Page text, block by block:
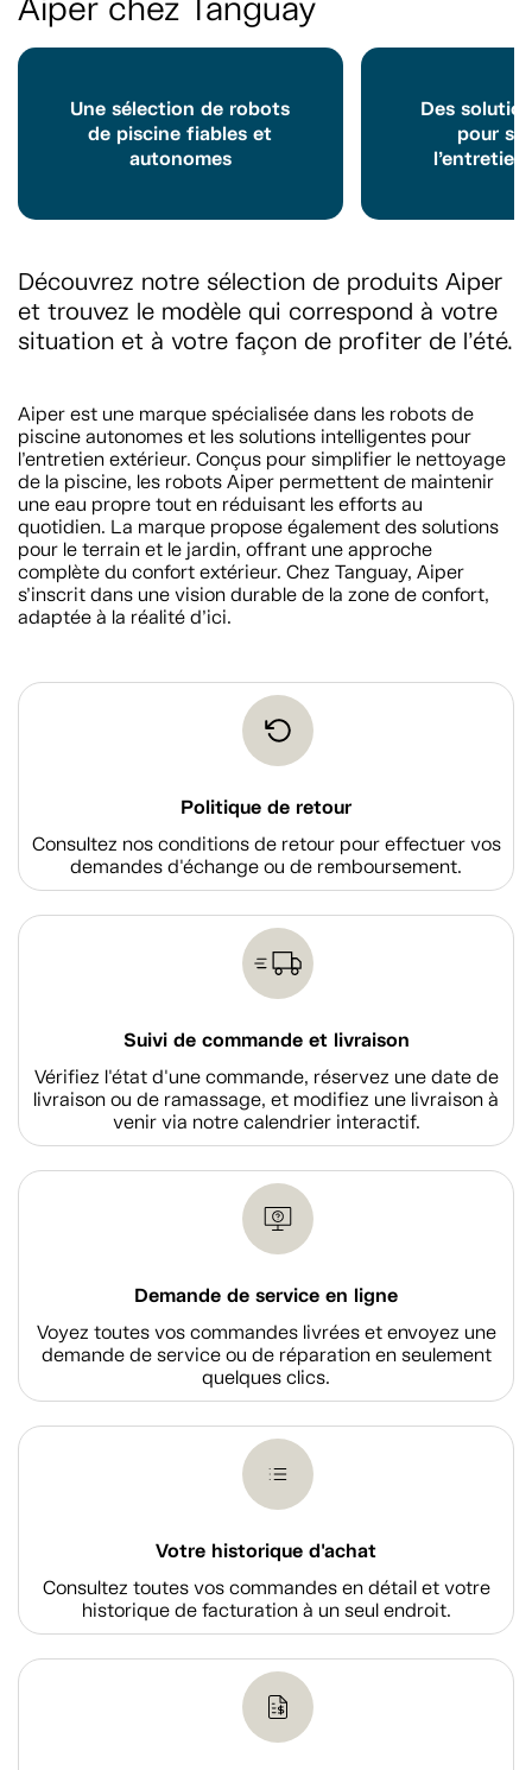
Aiper chez Tanguay
Une sélection de robots
de piscine fiables et
autonomes
Des
pour
Découvrez notre sélection de produits Aiper
et trouvez le modèle qui correspond à votre
situation et à votre façon de profiter de l’été.
Aiper est une marque spécialisée dans les robots de
piscine autonomes et les solutions intelligentes pour
l’entretien extérieur. Conçus pour simplifier le nettoyage
de la piscine, les robots Aiper permettent de maintenir
une eau propre tout en réduisant les efforts au
quotidien. La marque propose également des solutions
pour le terrain et le jardin, offrant une approche
complète du confort extérieur. Chez Tanguay, Aiper
s’inscrit dans une vision durable de la zone de confort,
adaptée à la réalité d’ici.
Politique de retour
Consultez nos conditions de retour pour effectuer vos
demandes d'échange ou de remboursement.
Suivi de commande et livraison
Vérifiez l'état d'une commande, réservez une date de
livraison ou de ramassage, et modifiez une livraison à
venir via notre calendrier interactif.
Demande de service en ligne
Voyez toutes vos commandes livrées et envoyez une
demande de service ou de réparation en seulement
quelques clics.
Votre historique d'achat
Consultez toutes vos commandes en détail et votre
historique de facturation à un seul endroit.